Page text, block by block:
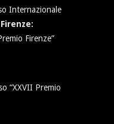
Internazionale
Firenze:
Firenze”
“XXVII Premio